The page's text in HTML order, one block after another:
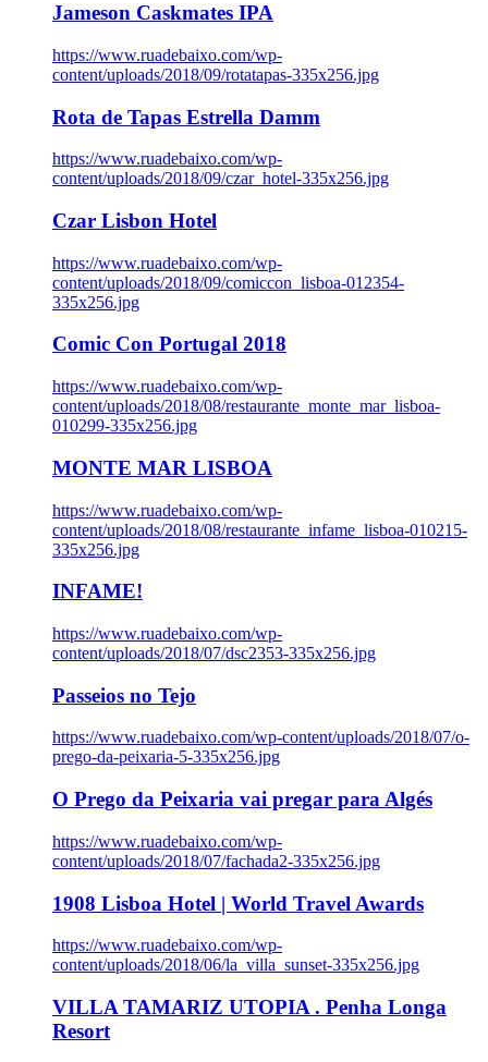
Jameson Caskmates IPA
https://www.ruadebaixo.com/wp-
content/uploads/2018/09/rotatapas-335x256.jpg
Rota de Tapas Estrella Damm
https://www.ruadebaixo.com/wp-
content/uploads/2018/09/czar_hotel-335x256.jpg
Czar Lisbon Hotel
https://www.ruadebaixo.com/wp-
content/uploads/2018/09/comiccon_lisboa-012354-
335x256.jpg
Comic Con Portugal 2018
https://www.ruadebaixo.com/wp-
content/uploads/2018/08/restaurante_monte_mar_lisboa-
010299-335x256.jpg
MONTE MAR LISBOA
https://www.ruadebaixo.com/wp-
content/uploads/2018/08/restaurante_infame_lisboa-010215-
335x256.jpg
INFAME!
https://www.ruadebaixo.com/wp-
content/uploads/2018/07/dsc2353-335x256.jpg
Passeios no Tejo
https://www.ruadebaixo.com/wp-content/uploads/2018/07/o-
prego-da-peixaria-5-335x256.jpg
O Prego da Peixaria vai pregar para Algés
https://www.ruadebaixo.com/wp-
content/uploads/2018/07/fachada2-335x256.jpg
1908 Lisboa Hotel | World Travel Awards
https://www.ruadebaixo.com/wp-
content/uploads/2018/06/la_villa_sunset-335x256.jpg
VILLA TAMARIZ UTOPIA . Penha Longa
Resort